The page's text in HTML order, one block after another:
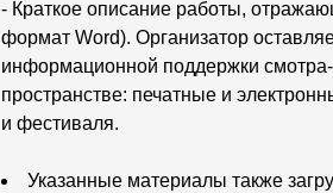
- Краткое описание работы,
формат Word). Организатор
информационной поддержки
пространстве: печатные и
и фестиваля.
Указанные материалы также